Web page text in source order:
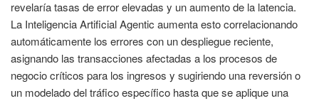
revelaría tasas de error elevadas y un aumento de la latencia.
La Inteligencia Artificial Agentic aumenta esto correlacionando
automáticamente los errores con un despliegue reciente,
asignando las transacciones afectadas a los procesos de
negocio críticos para los ingresos y sugiriendo una reversión o
un modelado del tráfico específico hasta que se aplique una